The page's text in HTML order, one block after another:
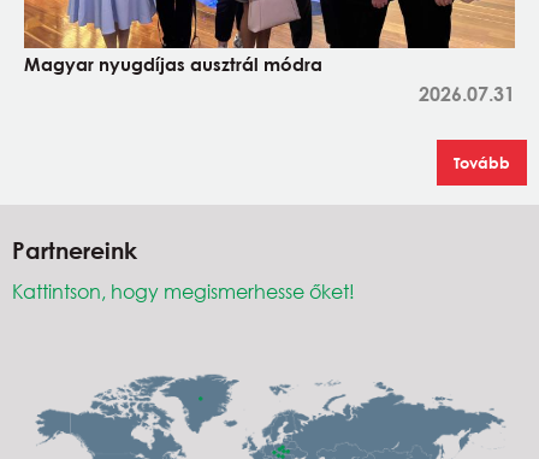
Magyar nyugdíjas ausztrál módra
2026.07.31
Tovább
Partnereink
Kattintson, hogy megismerhesse őket!